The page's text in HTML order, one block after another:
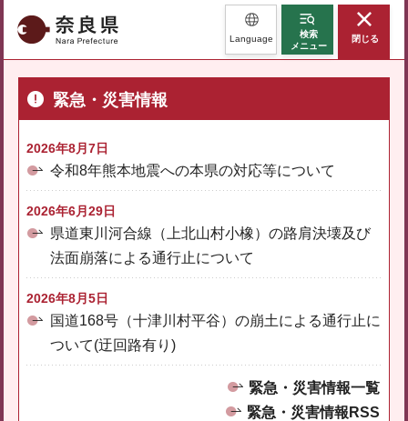
奈良県 Language
検索
メニュー
閉じる
緊急・災害情報
2026年8月7日
令和8年熊本地震への本県の対応等について
2026年6月29日
県道東川河合線（上北山村小橡）の路肩決壊及び
法面崩落による通行止について
2026年8月5日
国道168号（十津川村平谷）の崩土による通行止に
ついて(迂回路有り)
緊急・災害情報一覧
緊急・災害情報RSS